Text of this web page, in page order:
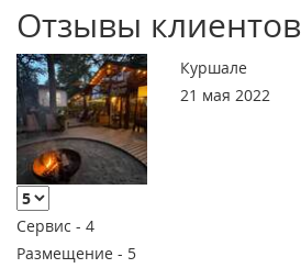
Отзывы клиентов
Куршале
21 мая 2022
Сервис - 4
Размещение - 5